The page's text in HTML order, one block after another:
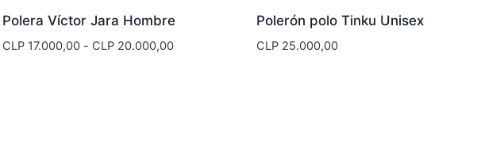
Polera Víctor Jara Hombre
CLP17.000,00 - CLP20.000,00Rango
Polerón polo Tinku Unisex
CLP 25.000,00